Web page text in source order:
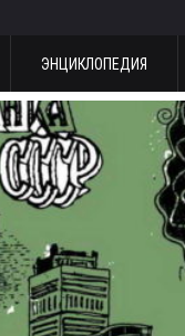
ЭНЦИКЛОПЕДИЯ